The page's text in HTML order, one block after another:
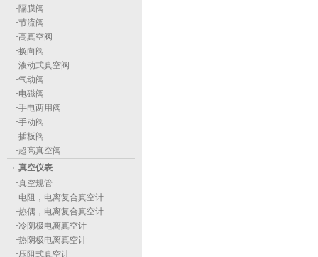
· 隔膜阀
·节流阀
·高真空阀
·换向阀
·液动式真空阀
·气动阀
·电磁阀
·手电两用阀
·手动阀
·插板阀
·超高真空阀
真空仪表
·真空规管
·电阻，电离复合真空计
·热偶，电离复合真空计
·冷阴极电离真空计
·热阴极电离真空计
·压阻式真空计